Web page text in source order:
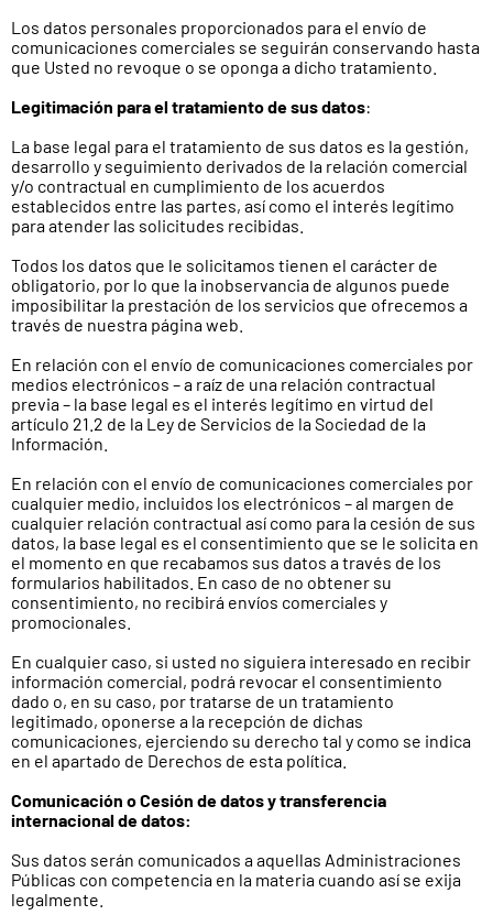
Los datos personales proporcionados para el envío de
comunicaciones comerciales se seguirán conservando hasta
que Usted no revoque o se oponga a dicho tratamiento.
Legitimación para el tratamiento de sus datos:
La base legal para el tratamiento de sus datos es la gestión,
desarrollo y seguimiento derivados de la relación comercial
y/o contractual en cumplimiento de los acuerdos
establecidos entre las partes, así como el interés legítimo
para atender las solicitudes recibidas.
Todos los datos que le solicitamos tienen el carácter de
obligatorio, por lo que la inobservancia de algunos puede
imposibilitar la prestación de los servicios que ofrecemos a
través de nuestra página web.
En relación con el envío de comunicaciones comerciales por
medios electrónicos – a raíz de una relación contractual
previa – la base legal es el interés legítimo en virtud del
artículo 21.2 de la Ley de Servicios de la Sociedad de la
Información.
En relación con el envío de comunicaciones comerciales por
cualquier medio, incluidos los electrónicos – al margen de
cualquier relación contractual así como para la cesión de sus
datos, la base legal es el consentimiento que se le solicita en
el momento en que recabamos sus datos a través de los
formularios habilitados. En caso de no obtener su
consentimiento, no recibirá envíos comerciales y
promocionales.
En cualquier caso, si usted no siguiera interesado en recibir
información comercial, podrá revocar el consentimiento
dado o, en su caso, por tratarse de un tratamiento
legitimado, oponerse a la recepción de dichas
comunicaciones, ejerciendo su derecho tal y como se indica
en el apartado de Derechos de esta política.
Comunicación o Cesión de datos y transferencia
internacional de datos:
Sus datos serán comunicados a aquellas Administraciones
Públicas con competencia en la materia cuando así se exija
legalmente.